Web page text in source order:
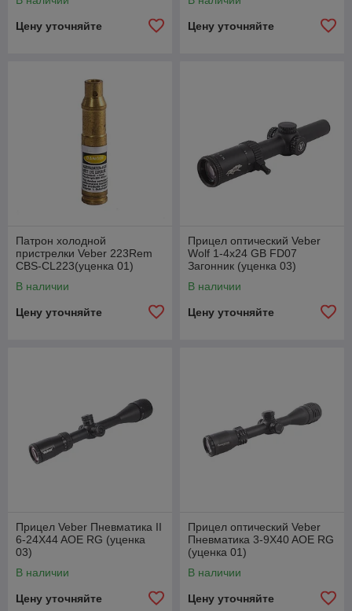
Цену уточняйте Цену уточняйте
Патрон холодной
пристрелки Veber 223Rem
CBS-CL223(уценка 01)
В наличии
Цену уточняйте
Прицел оптический Veber
Wolf 1-4х24 GB FD07
Загонник (уценка 03)
В наличии
Цену уточняйте
Прицел Veber Пневматика II
6-24X44 AOE RG (уценка
03)
В наличии
Цену уточняйте
Прицел оптический Veber
Пневматика 3-9X40 AOE RG
(уценка 01)
В наличии
Цену уточняйте